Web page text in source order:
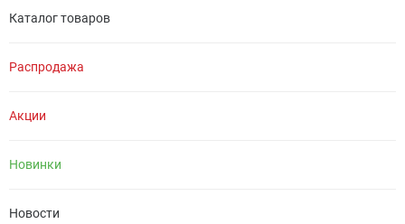
Каталог товаров
Распродажа
Акции
Новинки
Новости